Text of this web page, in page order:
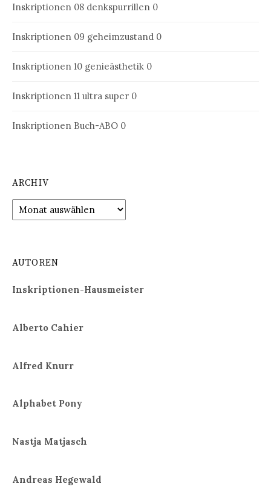
Inskriptionen 08 denkspurrillen 0
Inskriptionen 09 geheimzustand 0
Inskriptionen 10 genieästhetik 0
Inskriptionen 11 ultra super 0
Inskriptionen Buch-ABO 0
ARCHIV
Archiv
AUTOREN
Inskriptionen-Hausmeister
Alberto Cahier
Alfred Knurr
Alphabet Pony
Nastja Matjasch
Andreas Hegewald